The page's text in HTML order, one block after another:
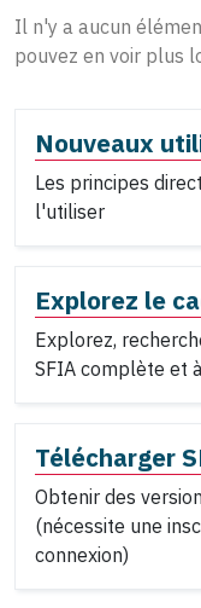
Il n'y a aucun
pouvez en voir plus
Nouveaux
Les principes
l'utiliser
Explorez le
Explorez,
SFIA complète et
Télécharger
Obtenir des
(nécessite une
connexion)